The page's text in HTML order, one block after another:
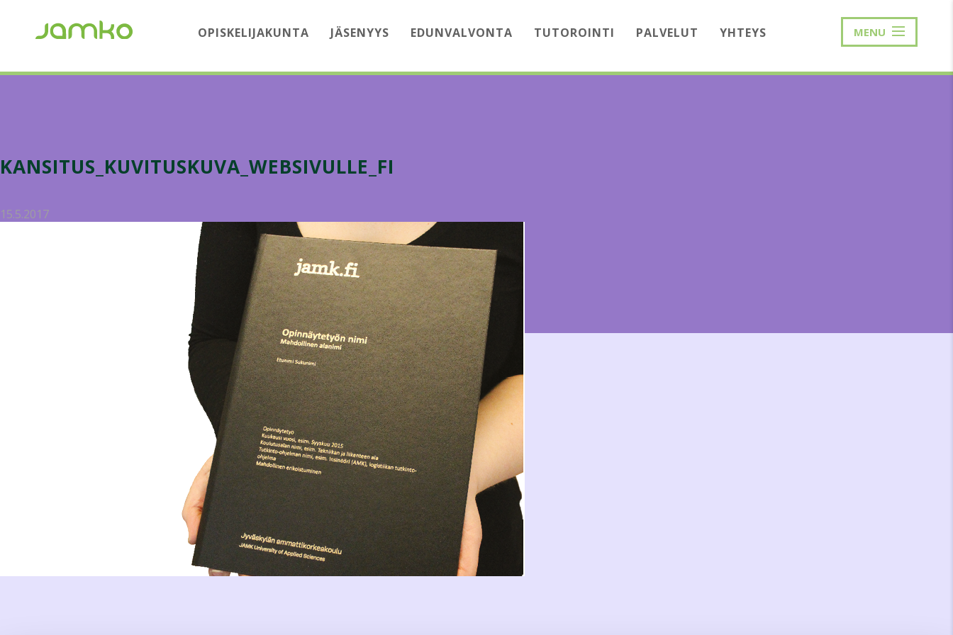
OPISKELIJAKUNTA JÄSENYYS EDUNVALVONTA TUTOROINTI PALVELUT YHTEYS MENU
KANSITUS_KUVITUSKUVA_WEBSIVULLE_FI
15.5.2017